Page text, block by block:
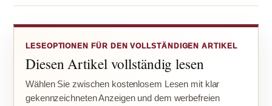
LESEOPTIONEN FÜR DEN VOLLSTÄNDIGEN ARTIKEL
Diesen Artikel vollständig lesen
Wählen Sie zwischen kostenlosem Lesen mit klar
gekennzeichneten Anzeigen und dem werbefreien